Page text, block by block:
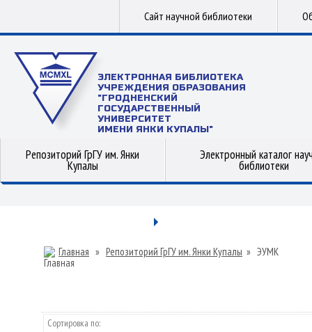
Сайт научной библиотеки
ЭЛЕКТРОННАЯ БИБЛИОТЕКА
УЧРЕЖДЕНИЯ ОБРАЗОВАНИЯ
"ГРОДНЕНСКИЙ
ГОСУДАРСТВЕННЫЙ
УНИВЕРСИТЕТ
ИМЕНИ ЯНКИ КУПАЛЫ"
Репозиторий ГрГУ им. Янки
Купалы
Электронный каталог
библиотеки
Главная » Репозиторий ГрГУ им. Янки Купалы » ЭУМК
Сортировка по: